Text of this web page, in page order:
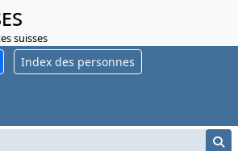
suisses
Index des personnes